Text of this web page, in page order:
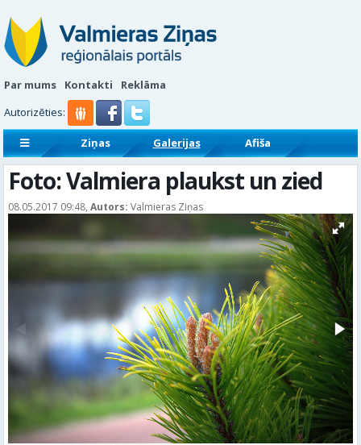
Par mums Kontakti
Reklāma
Autorizēties:
Ziņas Galerijas
Afiša
Sludinājumi
Reklāmraksti
Foto: Valmiera plaukst un zied
08.05.2017 09:48, Autors: Valmieras Ziņas